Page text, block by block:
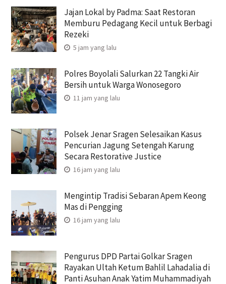
Jajan Lokal by Padma: Saat Restoran
Memburu Pedagang Kecil untuk Berbagi
Rezeki
5 jam yang lalu
Polres Boyolali Salurkan 22 Tangki Air
Bersih untuk Warga Wonosegoro
11 jam yang lalu
Polsek Jenar Sragen Selesaikan Kasus
Pencurian Jagung Setengah Karung
Secara Restorative Justice
16 jam yang lalu
Mengintip Tradisi Sebaran Apem Keong
Mas di Pengging
16 jam yang lalu
Pengurus DPD Partai Golkar Sragen
Rayakan Ultah Ketum Bahlil Lahadalia di
Panti Asuhan Anak Yatim Muhammadiyah